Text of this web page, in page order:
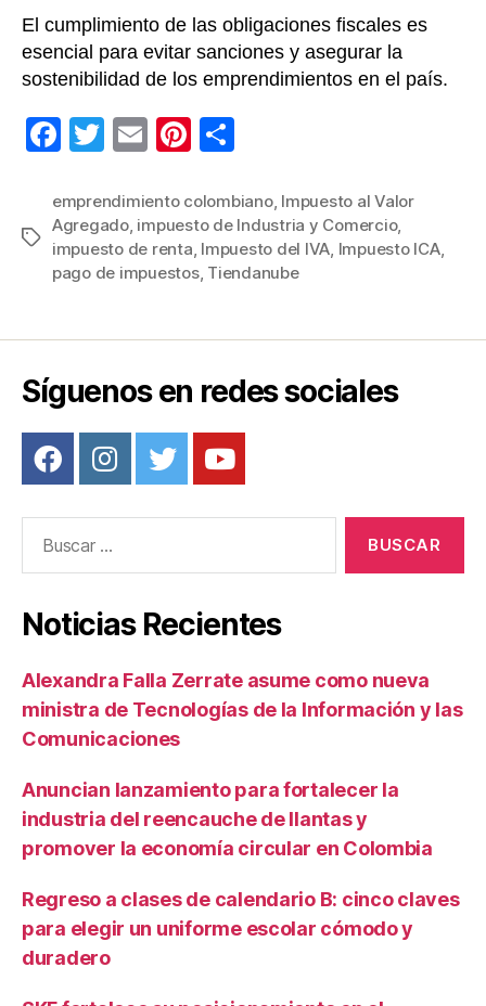
El cumplimiento de las obligaciones fiscales es
esencial para evitar sanciones y asegurar la
sostenibilidad de los emprendimientos en el país.
F
c
e
b
o
k
T
tt
er
E
ail
Pi
er
e
st
m
p
ar
Etiquetas
emprendimiento colombiano, Impuesto al Valor
Agregado, impuesto de Industria y Comercio,
impuesto de renta, Impuesto del IVA, Impuesto ICA,
pago de impuestos, Tiendanube
Síguenos en redes sociales
Noticias Recientes
Alexandra Falla Zerrate asume como nueva
ministra de Tecnologías de la Información y las
Comunicaciones
Anuncian lanzamiento para fortalecer la
industria del reencauche de llantas y
promover la economía circular en Colombia
Regreso a clases de calendario B: cinco claves
para elegir un uniforme escolar cómodo y
duradero